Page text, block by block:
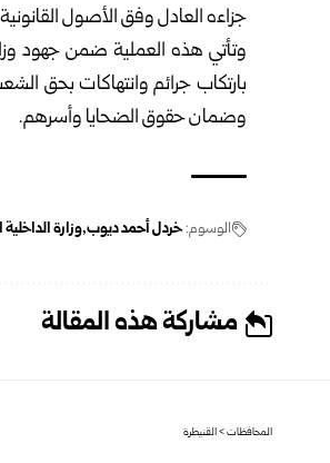
جزاءه العادل وفق الأصول
وتأتي هذه العملية ضمن جهود
بارتكاب جرائم وانتهاكات بحق
وضمان حقوق الضحايا وأسرهم.
الوسوم:خردل أحمد ديوب وزارة
مشاركة هذه المقالة
المحافظات>القنيطرة